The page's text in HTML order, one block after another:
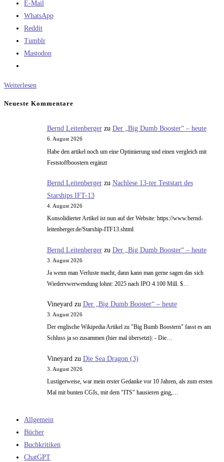
E-Mail
WhatsApp
Reddit
Tumblr
Mastodon
Weiterlesen
Nutzlast
Neueste Kommentare
Bernd Leitenbergerzu Der „Big Dumb Booster“ – heute
6. August 2026
Habe den artikel noch um eine Optimierung und einen vergleich mit
Feststoffboostern ergänzt
Bernd Leitenbergerzu Nachlese 13-ter Teststart des
Starships IFT-13
4. August 2026
Konsolidierter Artikel ist nun auf der Website: https://www.bernd-
leitenberger.de/Starship-ITF13.shtml
Bernd Leitenbergerzu Der „Big Dumb Booster“ – heute
3. August 2026
Ja wenn man Verluste macht, dann kann man gerne sagen das sich
Wiedervwerwendung lohnt: 2025 nach IPO 4.100 Mill. $…
Vineyardzu Der „Big Dumb Booster“ – heute
3. August 2026
Der englische Wikipedia Artikel zu "Big Bumb Boostern" fasst es am
Schluss ja so zusammen (hier mal übersetzt): - Die…
Vineyard zu Die Sea Dragon (3)
3. August 2026
Lustigerweise, war mein erster Gedanke vor 10 Jahren, als zum ersten
Mal mit bunten CGIs, mit dem "ITS" hausieren ging,…
Allgemein
Bücher
Buchkritiken
ChatGPT